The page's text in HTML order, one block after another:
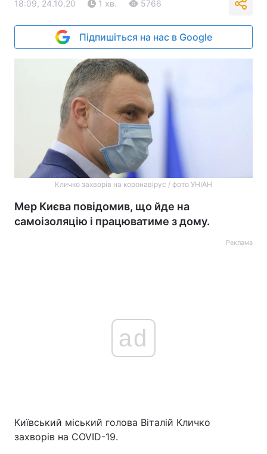
18:09, 24.10.20 1 хв. 5766
Підпишіться на нас в Google
Кличко захворів на коронавірус / фото УНІАН
Мер Києва повідомив, що йде на
самоізоляцію і працюватиме з дому.
Реклама
ad
Київський міський голова Віталій Кличко
захворів на COVID-19.